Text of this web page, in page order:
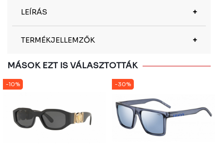
LEÍRÁS
napszemüveg a stílust és a látáskomfortot ötvözi.
és javítják a kontrasztot, a prémium keret pedig
egész napos kényelmet biztosít.
TERMÉKJELLEMZŐK
Márka
Polaroid
Keret forma
Macska
Keret típusa
Teli
MÁSOK EZT IS VÁLASZTOTTÁK
-10% -30%